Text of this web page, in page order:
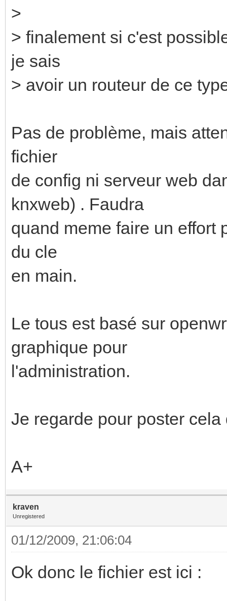
>
> finalement si c'est
je sais
> avoir un routeur de ce
Pas de problème, mais
fichier
de config ni serveur web
knxweb) . Faudra
quand meme faire un effort
du cle
en main.
Le tous est basé sur
graphique pour
l'administration.
Je regarde pour poster cela
A+
kraven
Unregistered
01/12/2009, 21:06:04
Ok donc le fichier est ici :